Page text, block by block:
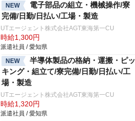
NEW
電子部品の組立・機械操作/寮
完備/日勤/日払い/工場・製造
UTエージェント株式会社AGT東海第一CU
時給1,300円
派遣社員 / 愛知県
NEW
半導体製品の格納・運搬・ピッ
キング・組立て/寮完備/日勤/日払い/工
場・製造
UTエージェント株式会社AGT東海第一CU
時給1,320円
派遣社員 / 愛知県